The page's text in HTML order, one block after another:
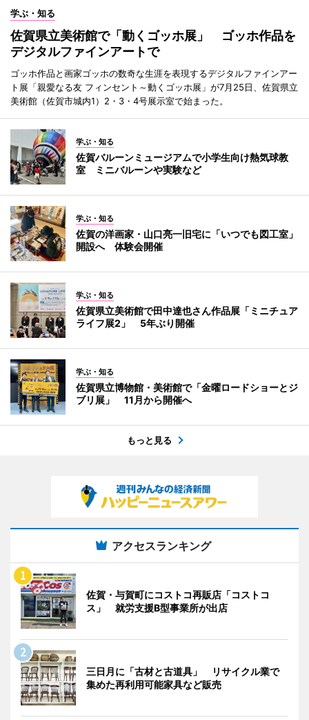
学ぶ・知る
佐賀県立美術館で「動くゴッホ展」 ゴッホ作品を
デジタルファインアートで
ゴッホ作品と画家ゴッホの数奇な生涯を表現するデジタルファインアー
ト展「親愛なる友 フィンセント～動くゴッホ展」が7月25日、佐賀県立
美術館（佐賀市城内1）2・3・4号展示室で始まった。
学ぶ・知る
佐賀バルーンミュージアムで小学生向け熱気球教
室 ミニバルーンや実験など
学ぶ・知る
佐賀の洋画家・山口亮一旧宅に「いつでも図工室」
開設へ 体験会開催
学ぶ・知る
佐賀県立美術館で田中達也さん作品展「ミニチュア
ライフ展2」 5年ぶり開催
学ぶ・知る
佐賀県立博物館・美術館で「金曜ロードショーとジ
ブリ展」 11月から開催へ
もっと見る
アクセスランキング
佐賀・与賀町にコストコ再販店「コストコ
ス」 就労支援B型事業所が出店
三日月に「古材と古道具」 リサイクル業で
集めた再利用可能家具など販売